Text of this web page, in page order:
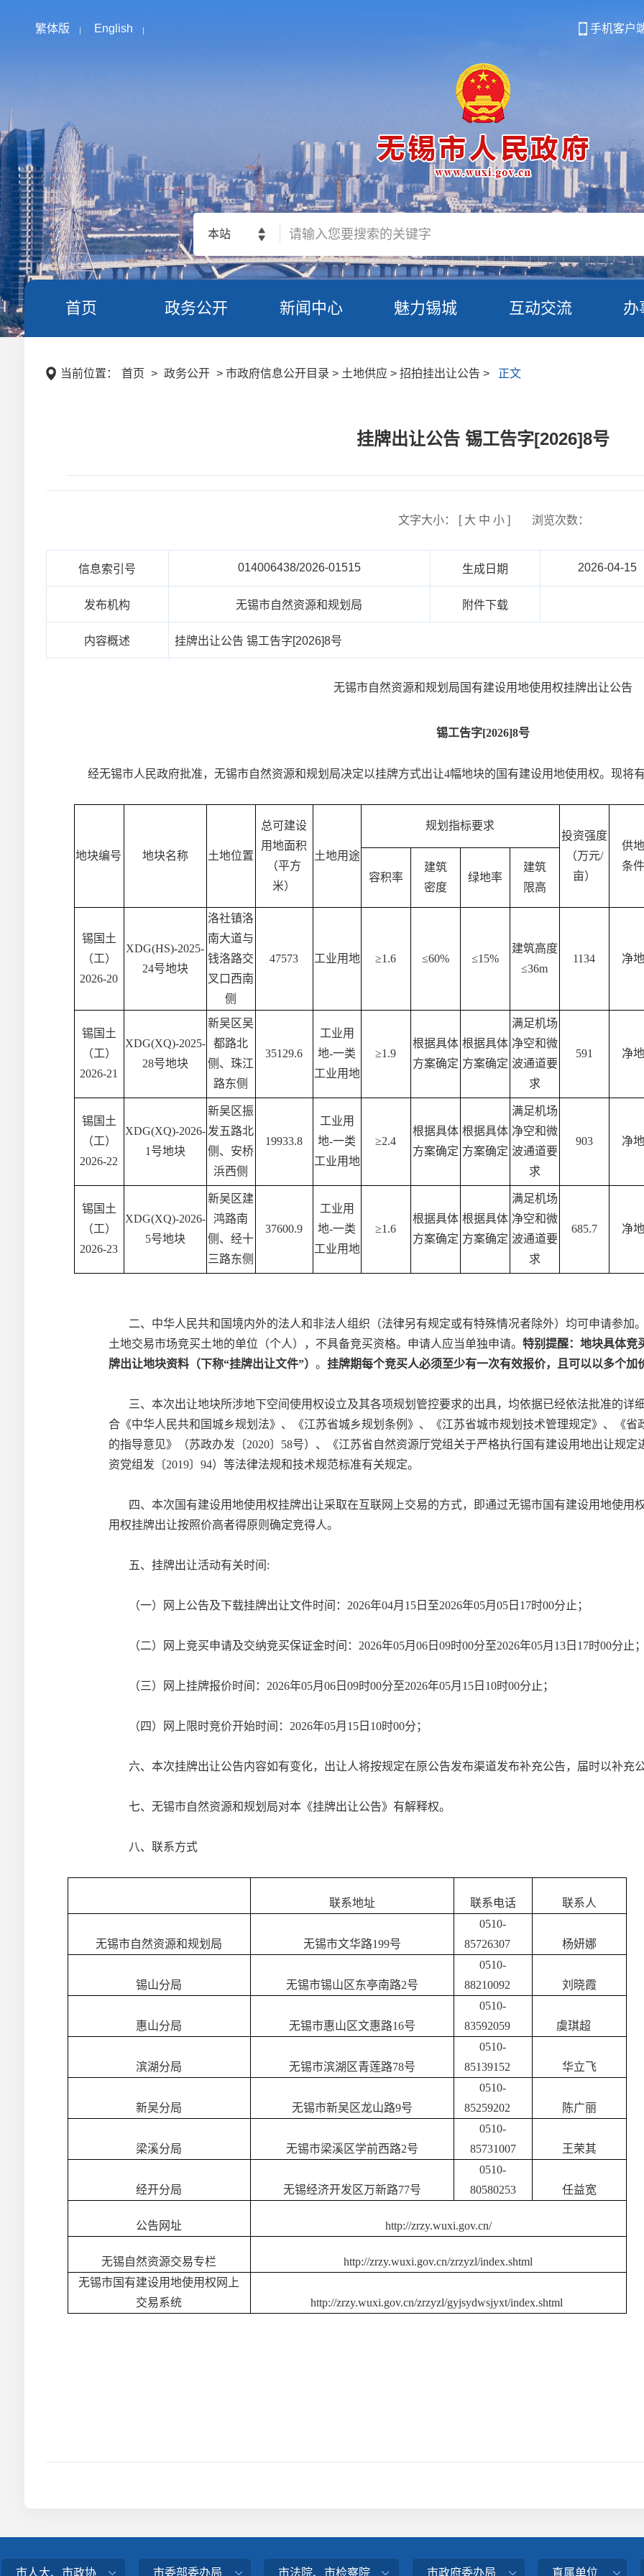
繁体版 English 手机客户
本站
首页 政务公开 新闻中心 魅力锡城 互动交流 办
当前位置： 首页 > 政务公开 > 市政府信息公开目录 > 土地供应 > 招拍挂出让公告 > 正文
挂牌出让公告 锡工告字[2026]8号
文字大小： [ 大 中 小] 浏览次数：
信息索引号 014006438/2026-01515 生成日期 2026-04-15
发布机构 无锡市自然资源和规划局 附件下载
内容概述 挂牌出让公告 锡工告字[2026]8号
无锡市自然资源和规划局国有建设用地使用权挂牌出让公告
锡工告字[2026]8号
经无锡市人民政府批准，无锡市自然资源和规划局决定以挂牌方式出让4幅地块的国有建设用地使用权。现将
地块编号 地块名称 土地位置
总可建设
用地面积
（平方
米）
土地用途
规划指标要求
投资强度
（万元/
亩）
供地
条件
容积率
建筑
密度
绿地率
建筑
限高
锡国土
（工）
2026-20
XDG(HS)-2025-
24号地块
洛社镇洛
南大道与
钱洛路交
叉口西南
侧
47573 工业用地 ≥1.6 ≤60% ≤15%
建筑高度
≤36m
1134 净地
锡国土
（工）
2026-21
XDG(XQ)-2025-
28号地块
新吴区吴
都路北
侧、珠江
路东侧
35129.6
工业用
地-一类
工业用地
≥1.9
根据具体
方案确定
根据具体
方案确定
满足机场
净空和微
波通道要
求
591 净地
锡国土
（工）
2026-22
XDG(XQ)-2026-
1号地块
新吴区振
发五路北
侧、安桥
浜西侧
19933.8
工业用
地-一类
工业用地
≥2.4
根据具体
方案确定
根据具体
方案确定
满足机场
净空和微
波通道要
求
903 净地
锡国土
（工）
2026-23
XDG(XQ)-2026-
5号地块
新吴区建
鸿路南
侧、经十
三路东侧
37600.9
工业用
地-一类
工业用地
≥1.6
根据具体
方案确定
根据具体
方案确定
满足机场
净空和微
波通道要
求
685.7 净地
二、中华人民共和国境内外的法人和非法人组织（法律另有规定或有特殊情况者除外）均可申请参加
土地交易市场竞买土地的单位（个人），不具备竞买资格。申请人应当单独申请。特别提醒：地块具体竞
牌出让地块资料（下称“挂牌出让文件”）。挂牌期每个竞买人必须至少有一次有效报价，且可以以多个加
三、本次出让地块所涉地下空间使用权设立及其各项规划管控要求的出具，均依据已经依法批准的详
合《中华人民共和国城乡规划法》、《江苏省城乡规划条例》、《江苏省城市规划技术管理规定》、
《
的指导意见》（苏政办发〔2020〕58号）、《江苏省自然资源厅党组关于严格执行国有建设用地出让规
资党组发〔2019〕94）等法律法规和技术规范标准有关规定。
四、本次国有建设用地使用权挂牌出让采取在互联网上交易的方式，即通过无锡市国有建设用地使用
用权挂牌出让按照价高者得原则确定竞得人。
五、挂牌出让活动有关时间 :
（一）网上公告及下载挂牌出让文件时间： 2026年04月 15 日至2026年05月05 日 17时00分止；
（二）网上竞买申请及交纳竞买保证金时间： 2026年05月06 日09时00分至2026年05月 13 日 17时00分 止；
（三）网上挂牌报价时间： 2026年05月06 日09时00分至2026年05月 15 日 10时00分 止 ；
（四）网上限时竞价开始时间： 2026年05月 15 日 10时00分 ；
六、本次挂牌出让公告内容如有变化，出让人将按规定在原公告发布渠道发布补充公告，届时以补充
七、无锡市自然资源和规划局对本《挂牌出让公告》有解释权。
八、联系方式
联系地址 联系电话 联系人
无锡市自然资源和规划局 无锡市文华路199号
0510-
85726307 杨妍娜
锡山分局 无锡市锡山区东亭南路2号
0510-
88210092
刘晓霞
惠山分局 无锡市惠山区文惠路16号
0510-
83592059
虞琪超
滨湖分局 无锡市滨湖区青莲路78号
0510-
85139152
华立飞
新吴分局 无锡市新吴区龙山路9号
0510-
85259202 陈广丽
梁溪分局 无锡市梁溪区学前西路2号
0510-
85731007
王荣其
经开分局 无锡经济开发区万新路77号
0510-
80580253
任益宽
公告网址 http://zrzy.wuxi.gov.cn/
无锡自然资源交易专栏
http://zrzy.wuxi.gov.cn/zrzyzl/index.shtml
无锡市国有建设用地使用权网上
交易系统
http://zrzy.wuxi.gov.cn/zrzyzl/gyjsydwsjyxt/index.shtml
市人大、市政协 市委部委办局 市法院、市检察院 市政府委办局 直属单位